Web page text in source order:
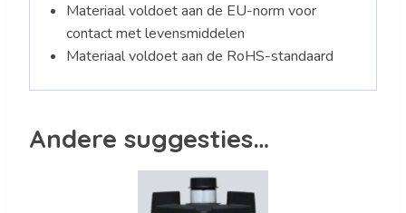
Materiaal voldoet aan de EU-norm voor
contact met levensmiddelen
Materiaal voldoet aan de RoHS-standaard
Andere suggesties…